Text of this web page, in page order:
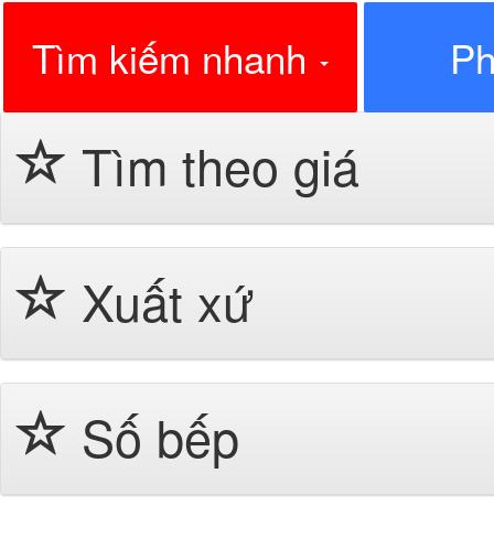
Tìm kiếm nhanh
Tìm theo giá
Xuất xứ
Số bếp